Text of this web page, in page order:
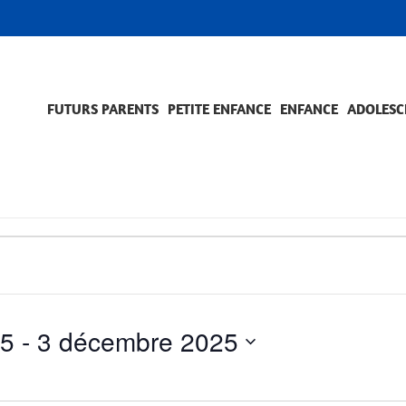
FUTURS PARENTS PETITE ENFANCE ENFANCE
- 3 décembre 2025